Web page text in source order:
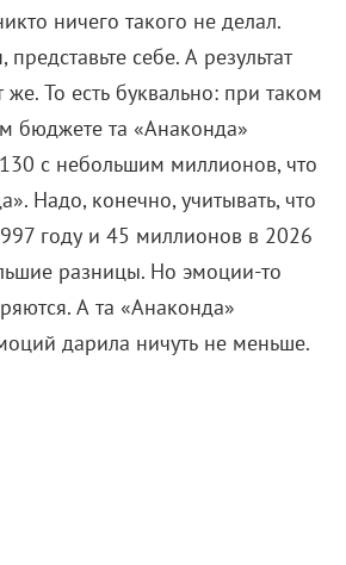
ничего такого не делал.
себе. А результат
То есть буквально: при таком
бюджете та «Анаконда»
с небольшим миллионов, что
Надо, конечно, учитывать, что
году и 45 миллионов в 2026
разницы. Но эмоции-то
А та «Анаконда»
дарила ничуть не меньше.